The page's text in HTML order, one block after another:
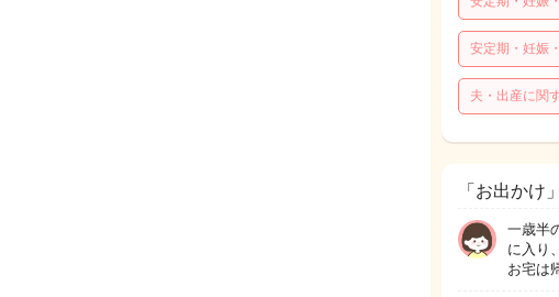
安定期・妊娠
夫・出産に関
「お出かけ
一歳半
に入り
お宅は